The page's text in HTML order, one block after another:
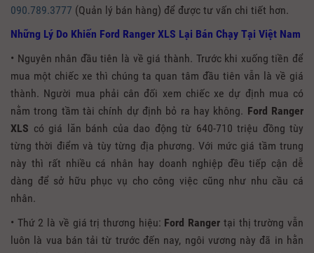
090.789.3777 (Quản lý bán hàng) để được tư vấn chi tiết hơn.
Những Lý Do Khiến Ford Ranger XLS Lại Bán Chạy Tại Việt Nam
• Nguyên nhân đầu tiên là về giá thành. Trước khi xuống tiền để
mua một chiếc xe thì chúng ta quan tâm đầu tiên vẫn là về giá
thành. Người mua phải cân đối xem chiếc xe dự định mua có
nằm trong tầm tài chính dự định bỏ ra hay không. Ford Ranger
XLS có giá lăn bánh của dao động từ 640-710 triệu đồng tùy
từng thời điểm và tùy từng địa phương. Với mức giá tầm trung
này thì rất nhiều cá nhân hay doanh nghiệp đều tiếp cận dễ
dàng để sở hữu phục vụ cho công việc cũng như nhu cầu cá
nhân.
• Thứ 2 là về giá trị thương hiệu: Ford Ranger tại thị trường vẫn
luôn là vua bán tải từ trước đến nay, ngôi vương này đã in hằn